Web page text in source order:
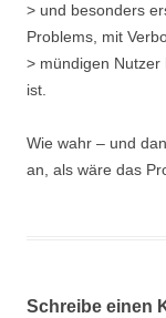
> und besonders
Problems, mit
> mündigen
ist.
Wie wahr – und
an, als wäre das
Schreibe einen